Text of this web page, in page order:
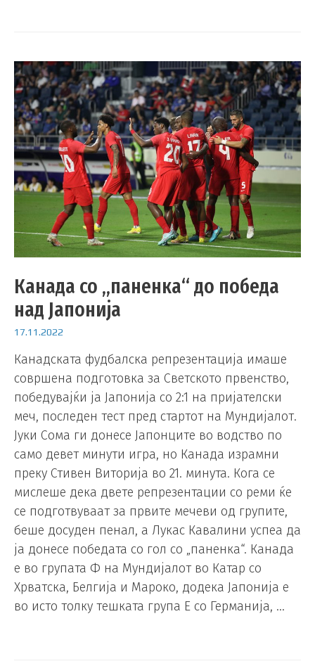
Канада со „паненка“ до победа
над Јапонија
17.11.2022
Канадската фудбалска репрезентација имаше
совршена подготовка за Светското првенство,
победувајќи ја Јапонија со 2:1 на пријателски
меч, последен тест пред стартот на Мундијалот.
Јуки Сома ги донесе Јапонците во водство по
само девет минути игра, но Канада израмни
преку Стивен Виторија во 21. минута. Кога се
мислеше дека двете репрезентации со реми ќе
се подготвуваат за првите мечеви од групите,
беше досуден пенал, а Лукас Кавалини успеа да
ја донесе победата со гол со „паненка“. Канада
е во групата Ф на Мундијалот во Катар со
Хрватска, Белгија и Мароко, додека Јапонија e
во исто толку тешката група Е со Германија, …